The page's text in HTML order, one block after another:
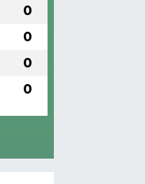
0
0
0
0